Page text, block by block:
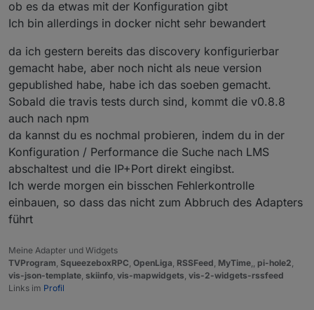
ob es da etwas mit der Konfiguration gibt
Ich bin allerdings in docker nicht sehr bewandert
da ich gestern bereits das discovery konfigurierbar
gemacht habe, aber noch nicht als neue version
gepublished habe, habe ich das soeben gemacht.
Sobald die travis tests durch sind, kommt die v0.8.8
auch nach npm
da kannst du es nochmal probieren, indem du in der
Konfiguration / Performance die Suche nach LMS
abschaltest und die IP+Port direkt eingibst.
Ich werde morgen ein bisschen Fehlerkontrolle
einbauen, so dass das nicht zum Abbruch des Adapters
führt
Meine Adapter und Widgets
TVProgram, SqueezeboxRPC, OpenLiga, RSSFeed, MyTime,, pi-hole2,
vis-json-template, skiinfo, vis-mapwidgets, vis-2-widgets-rssfeed
Links im Profil